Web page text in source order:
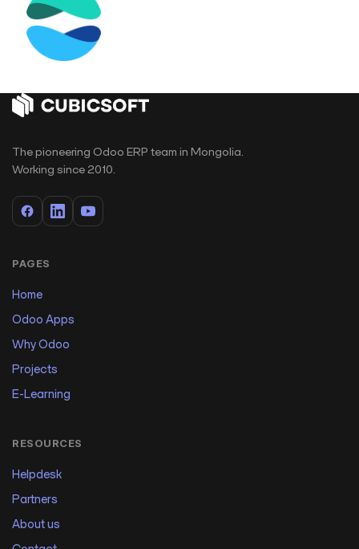
The pioneering Odoo ERP team in Mongolia.
Working since 2010.
PAGES
Home
Odoo Apps
Why Odoo
Projects
E-Learning
RESOURCES
Helpdesk
Partners
About us